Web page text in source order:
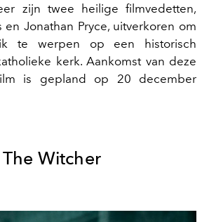
zijn twee heilige filmvedetten,
Jonathan Pryce, uitverkoren om
te werpen op een historisch
kerk. Aankomst van deze
is gepland op 20 december
The Witcher